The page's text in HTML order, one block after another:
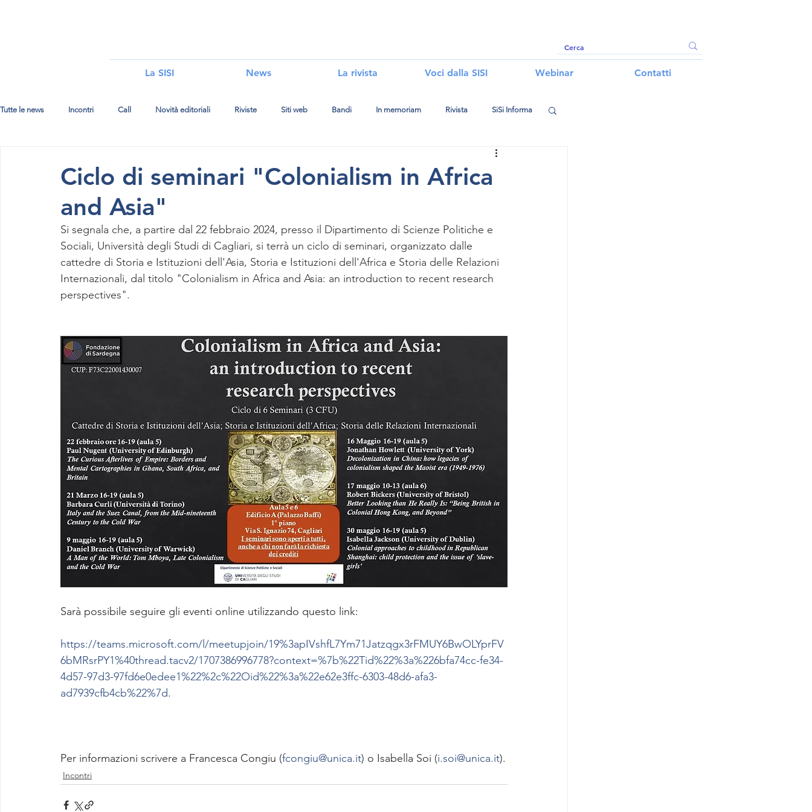
i i
La SISI News La rivista Voci dalla SISI Webinar Contatti
Tutte le news Incontri Call Novità editoriali Riviste Siti web Bandi In memoriam Rivista SiSi Informa
Ciclo di seminari "Colonialism in Africa
and Asia"
Si segnala che, a partire dal 22 febbraio 2024, presso il Dipartimento di Scienze Politiche e
Sociali, Università degli Studi di Cagliari, si terrà un ciclo di seminari, organizzato dalle
cattedre di Storia e Istituzioni dell'Asia, Storia e Istituzioni dell'Africa e Storia delle Relazioni
Internazionali, dal titolo "Colonialism in Africa and Asia: an introduction to recent research
perspectives".
Sarà possibile seguire gli eventi online utilizzando questo link:
https://teams.microsoft.com/l/meetupjoin/19%3apIVshfL7Ym71Jatzqgx3rFMUY6BwOLYprFV
6bMRsrPY1%40thread.tacv2/1707386996778?context=%7b%22Tid%22%3a%226bfa74cc-fe34-
4d57-97d3-97fd6e0edee1%22%2c%22Oid%22%3a%22e62e3ffc-6303-48d6-afa3-
ad7939cfb4cb%22%7d.
Per informazioni scrivere a Francesca Congiu (fcongiu@unica.it) o Isabella Soi (i.soi@unica.it).
Incontri